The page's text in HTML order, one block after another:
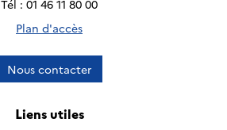
Tél : 01 46 11 80 00
Plan d'accès
Nous contacter
Liens utiles